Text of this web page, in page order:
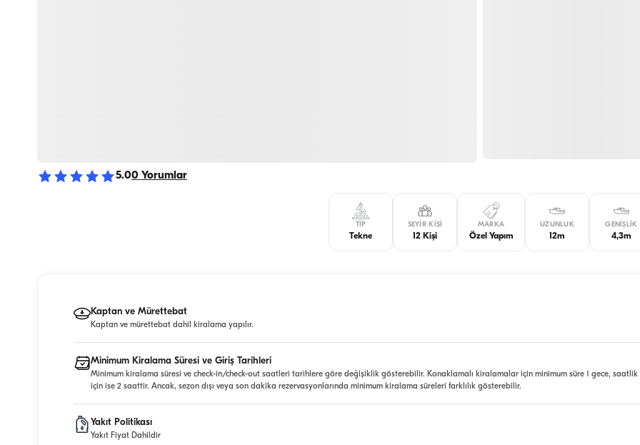
5.00 Yorumlar
TIP
Tekne
SEYIR KIŞI
12 Kişi
MARKA
Özel Yapım
UZUNLUK
12m
GENIŞLIK
4,3m
Kaptan ve Mürettebat
Kaptan ve mürettebat dahil kiralama yapılır.
Minimum Kiralama Süresi ve Giriş Tarihleri
Minimum kiralama süresi ve check-in/check-out saatleri tarihlere göre değişiklik gösterebilir. Konaklamalı kiralamalar için minimum süre 1 gece,
için ise 2 saattir. Ancak, sezon dışı veya son dakika rezervasyonlarında minimum kiralama süreleri farklılık gösterebilir.
Yakıt Politikası
Yakıt Fiyat Dahildir